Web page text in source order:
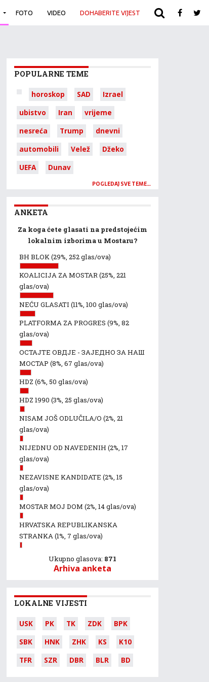
FOTO VIDEO DOHABERITE VIJEST ARHIVA
POPULARNE TEME
horoskop SAD
Izrael
ubistvo
Iran
vrijeme
nesreća
Trump
dnevni
automobili
Velež
Džeko
UEFA
Dunav
POGLEDAJ SVE TEME…
ANKETA
Za koga ćete glasati na predstojećim
lokalnim izborima u Mostaru?
BH BLOK(29%, 252 glas/ova)
KOALICIJA ZA MOSTAR(25%, 221
glas/ova)
NEĆU GLASATI (11%, 100 glas/ova)
PLATFORMA ZA PROGRES (9%, 82
glas/ova)
ОСТАЈТЕ ОВДЈЕ - ЗАЈЕДНО ЗА НАШ
МОСТАР (8%, 67 glas/ova)
HDZ (6%, 50 glas/ova)
HDZ 1990 (3%, 25 glas/ova)
NISAM JOŠ ODLUČILA/O (2%, 21
glas/ova)
NIJEDNU OD NAVEDENIH (2%, 17
glas/ova)
NEZAVISNE KANDIDATE (2%, 15
glas/ova)
MOSTAR MOJ DOM (2%, 14 glas/ova)
HRVATSKA REPUBLIKANSKA
STRANKA(1%, 7 glas/ova)
Ukupno glasova: 871
Arhiva anketa
LOKALNE VIJESTI
USK PK TK ZDK
BPK
SBK
HNK ZHK KS
K10
TFR
SZR DBR BLR BD